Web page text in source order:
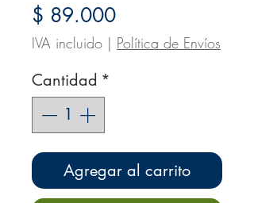
$ 89.000Precio
IVA incluido | Política de Envíos
Cantidad *
Agregar al carrito